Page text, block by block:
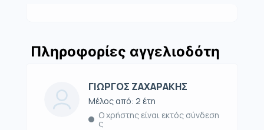
Πληροφορίες αγγελιοδότη
ΓΙΩΡΓΟΣ ΖΑΧΑΡΑΚΗΣ
Μέλος από: 2 έτη
Ο χρήστης είναι εκτός σύνδεση
ς